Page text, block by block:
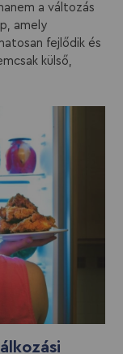
a változás
amely
fejlődik és
külső,